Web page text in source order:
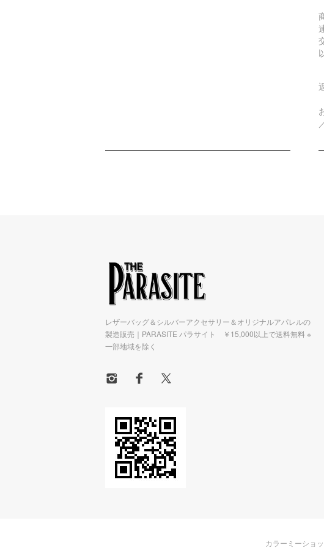
レザーバッグ＆シルバーアクセサリー＆オリジナルアパレルの
製造販売｜PARASITE パラサイト ￥15,000以上で送料無料 ※
一部地域を除く
カラーミーショ